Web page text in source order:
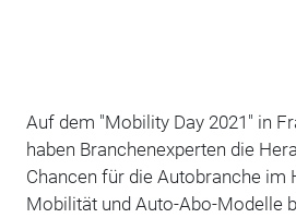
Auf dem "Mobility Day 2021" in
haben Branchenexperten die
Chancen für die Autobranche im
Mobilität und Auto-Abo-Modelle